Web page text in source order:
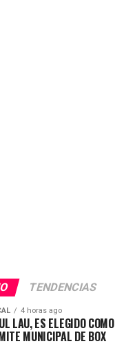
TENDENCIAS
4 horas ago
LAU, ES ELEGIDO
MUNICIPAL DE BOX